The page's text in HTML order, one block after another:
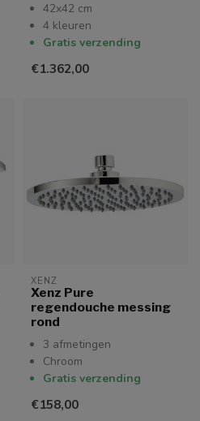
42x42 cm
4 kleuren
Gratis verzending
€1.362,00
XENZ
Xenz Pure
regendouche messing
rond
3 afmetingen
Chroom
Gratis verzending
€158,00